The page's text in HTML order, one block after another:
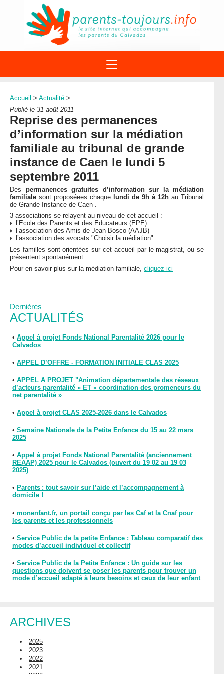
À PROPOS DU REAAP
1ÈRE VISITE
ACTUALITÉ
AGENDA
DISPOSITIFS PARENTALITÉ
SITES INTERNET
NUMÉROS VERTS
LEXIQUE
LETTRES D’INFO
MENTIONS LÉGALES
CONTACT
STRUCTURES
DOCUMENTS
FORMATIONS
Dernières
ACTUALITÉS
• Appel à projet Fonds National Parentalité 2026 pour le
Calvados
• APPEL D’OFFRE - FORMATION INITIALE CLAS 2025
• APPEL A PROJET "Animation départementale des réseaux
d’acteurs parentalité » ET « coordination des promeneurs du
net parentalité »
• Appel à projet CLAS 2025-2026 dans le Calvados
• Semaine Nationale de la Petite Enfance du 15 au 22 mars
2025
• Appel à projet Fonds National Parentalité (anciennement
REAAP) 2025 pour le Calvados (ouvert du 19 02 au 19 03
2025)
• Parents : tout savoir sur l’aide et l’accompagnement à
domicile !
• monenfant.fr, un portail conçu par les Caf et la Cnaf pour
les parents et les professionnels
• Service Public de la petite Enfance : Tableau comparatif des
modes d’accueil individuel et collectif
• Service Public de la Petite Enfance : Un guide sur les
questions que doivent se poser les parents pour trouver un
mode d’accueil adapté à leurs besoins et ceux de leur enfant
ARCHIVES
2025
2023
2022
2021
Accueil > Actualité >
Publié le 31 août 2011
Reprise des permanences
d’information sur la médiation
familiale au tribunal de grande
instance de Caen le lundi 5
septembre 2011
Des permanences gratuites d’information sur la médiation
familiale sont proposéees chaque lundi de 9h à 12h au Tribunal
de Grande Instance de Caen .
3 associations se relayent au niveau de cet accueil :
l’Ecole des Parents et des Educateurs (EPE)
l’association des Amis de Jean Bosco (AAJB)
l’association des avocats "Choisir la médiation"
Les familles sont orientées sur cet accueil par le magistrat, ou se
présentent spontanément.
Pour en savoir plus sur la médiation familiale, cliquez ici